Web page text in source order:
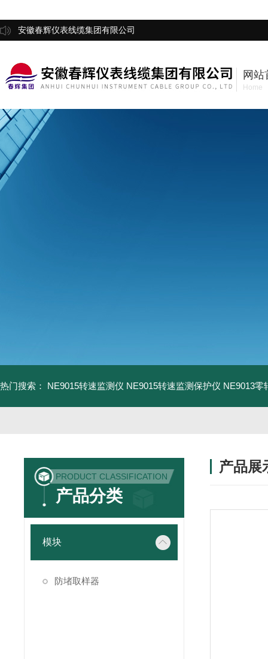
安徽春辉仪表线缆集团有限公司
网站
Home
热门搜索： NE9015转速监测仪 NE9015转速监测保护仪 NE9013零
PRODUCT CLASSIFICATION
产品分类
模块
防堵取样器
产品展